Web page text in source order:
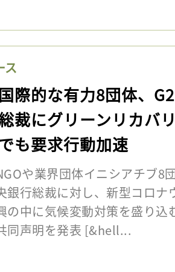
ス
国際的な有力8団体、
裁にグリーンリカバ
も要求行動加速
や業界団体イニシアチブ8
銀行総裁に対し、新型コロ
の中に気候変動対策を盛り
同声明を発表 [&hell...